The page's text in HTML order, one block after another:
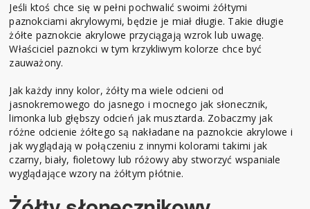
Jeśli ktoś chce się w pełni pochwalić swoimi żółtymi
paznokciami akrylowymi, będzie je miał długie. Takie długie
żółte paznokcie akrylowe przyciągają wzrok lub uwagę.
Właściciel paznokci w tym krzykliwym kolorze chce być
zauważony.
Jak każdy inny kolor, żółty ma wiele odcieni od
jasnokremowego do jasnego i mocnego jak słonecznik,
limonka lub głębszy odcień jak musztarda. Zobaczmy jak
różne odcienie żółtego są nakładane na paznokcie akrylowe i
jak wyglądają w połączeniu z innymi kolorami takimi jak
czarny, biały, fioletowy lub różowy aby stworzyć wspaniale
wyglądające wzory na żółtym płótnie.